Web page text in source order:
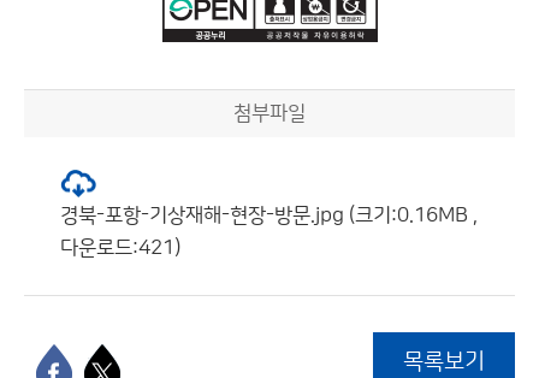
첨부파일
경북-포항-기상재해-현장-방문.jpg (크기:0.16MB ,
다운로드:421)
목록보기